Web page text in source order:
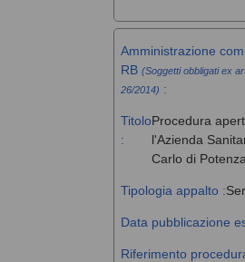
Amministrazione
RB (Soggetti obbligati ex
26/2014) :
Titolo
:
Procedura
l'Azienda
Carlo di
Tipologia appalto :
Data pubblicazione
Riferimento